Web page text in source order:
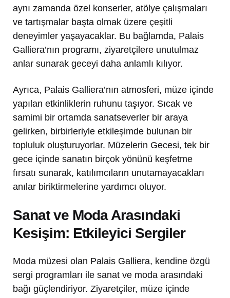
aynı zamanda özel konserler, atölye çalışmaları
ve tartışmalar başta olmak üzere çeşitli
deneyimler yaşayacaklar. Bu bağlamda, Palais
Galliera’nın programı, ziyaretçilere unutulmaz
anlar sunarak geceyi daha anlamlı kılıyor.
Ayrıca, Palais Galliera’nın atmosferi, müze içinde
yapılan etkinliklerin ruhunu taşıyor. Sıcak ve
samimi bir ortamda sanatseverler bir araya
gelirken, birbirleriyle etkileşimde bulunan bir
topluluk oluşturuyorlar. Müzelerin Gecesi, tek bir
gece içinde sanatın birçok yönünü keşfetme
fırsatı sunarak, katılımcıların unutamayacakları
anılar biriktirmelerine yardımcı oluyor.
Sanat ve Moda Arasındaki
Kesişim: Etkileyici Sergiler
Moda müzesi olan Palais Galliera, kendine özgü
sergi programları ile sanat ve moda arasındaki
bağı güçlendiriyor. Ziyaretçiler, müze içinde